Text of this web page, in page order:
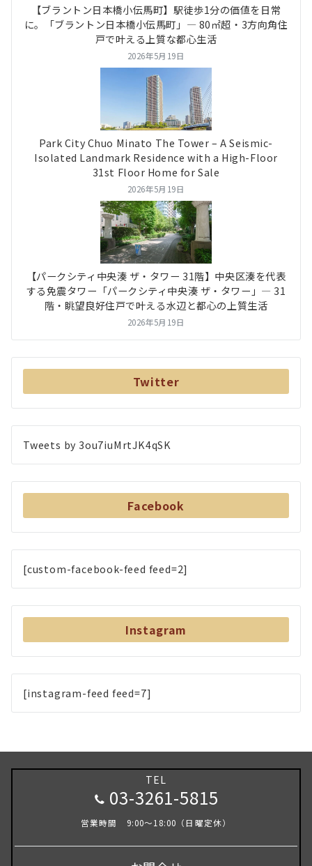
【ブラントン日本橋小伝馬町】駅徒歩1分の価値を日常
に。「ブラントン日本橋小伝馬町」― 80㎡超・3方向角住
戸で叶える上質な都心生活
2026年5月19日
Park City Chuo Minato The Tower – A Seismic-
Isolated Landmark Residence with a High-Floor
31st Floor Home for Sale
2026年5月19日
【パークシティ中央湊 ザ・タワー 31階】中央区湊を代表
する免震タワー「パークシティ中央湊 ザ・タワー」― 31
階・眺望良好住戸で叶える水辺と都心の上質生活
2026年5月19日
Twitter
Tweets by 3ou7iuMrtJK4qSK
Facebook
[custom-facebook-feed feed=2]
Instagram
[instagram-feed feed=7]
TEL
03-3261-5815
営業時間 9:00～18:00（日曜定休）